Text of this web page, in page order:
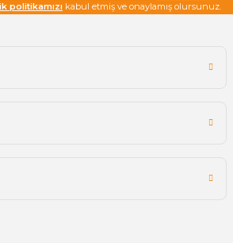
politikamızı kabul etmiş ve onaylamış olursunuz.